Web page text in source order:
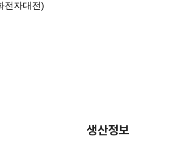
전자대전)
생산정보